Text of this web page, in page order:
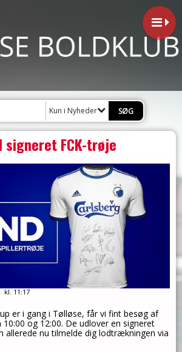
Kun i Nyheder
signeret FCK-trøje
kl. 11:17
er i gang i Tølløse, får vi fint besøg af
10:00 og 12:00. De udlover en signeret
allerede nu tilmelde dig lodtrækningen via